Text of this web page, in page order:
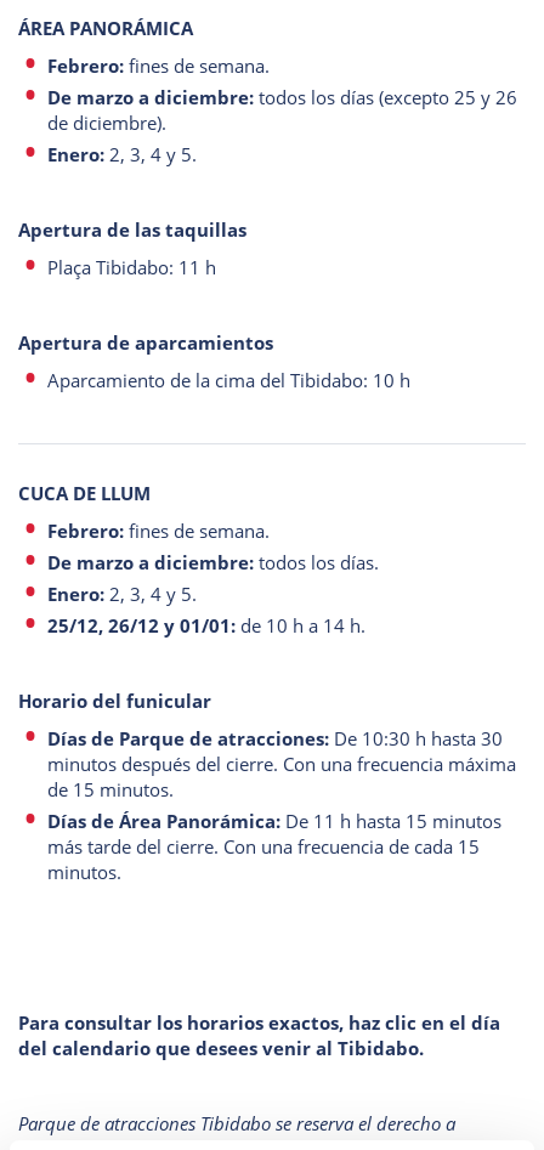
ÁREA PANORÁMICA
Febrero: fines de semana.
De marzo a diciembre: todos los días (excepto 25 y 26
de diciembre).
Enero: 2, 3, 4 y 5.
Apertura de las taquillas
Plaça Tibidabo: 11 h
Apertura de aparcamientos
Aparcamiento de la cima del Tibidabo: 10 h
CUCA DE LLUM
Febrero: fines de semana.
De marzo a diciembre: todos los días.
Enero: 2, 3, 4 y 5.
25/12, 26/12 y 01/01: de 10 h a 14 h.
Horario del funicular
Días de Parque de atracciones: De 10:30 h hasta 30
minutos después del cierre. Con una frecuencia máxima
de 15 minutos.
Días de Área Panorámica: De 11 h hasta 15 minutos
más tarde del cierre. Con una frecuencia de cada 15
minutos.
Para consultar los horarios exactos, haz clic en el día
del calendario que desees venir al Tibidabo.
Parque de atracciones Tibidabo se reserva el derecho a